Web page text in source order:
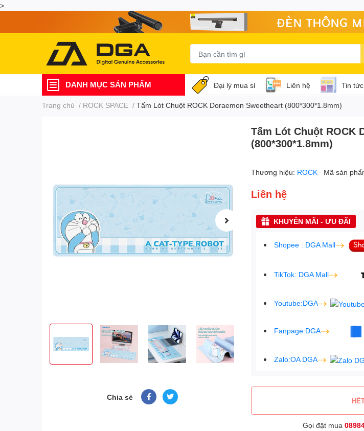
>
DANH MỤC SẢN PHẨM Đại lý mua sỉ Liên hệ Tin tức
Trang chủ / ROCK SPACE / Tấm Lót Chuột ROCK Doraemon Sweetheart (800*300*1.8mm)
Chia sẻ
Tấm Lót Chuột ROCK
(800*300*1.8mm)
Thương hiệu: ROCK Mã sản
Liên hệ
KHUYẾN MÃI - ƯU ĐÃI
Shopee : DGA Mall
TikTok: DGA Mall
Youtube:DGA
Fanpage:DGA
Zalo:OA DGA
Gọi đặt mua